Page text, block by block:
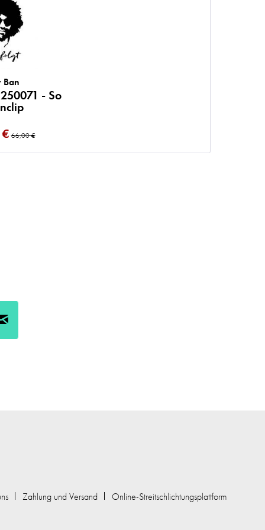
Ban
- So
66,00 €
Zahlung und Versand Online-Streitschlichtungsplattform